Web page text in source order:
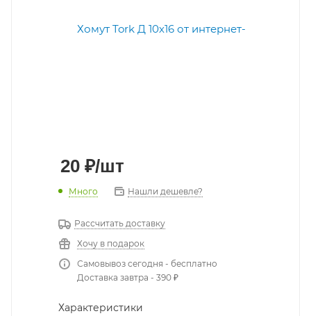
20 ₽/шт
Много Нашли дешевле?
Рассчитать доставку
Хочу в подарок
Самовывоз сегодня - бесплатно
Доставка завтра - 390 ₽
Характеристики